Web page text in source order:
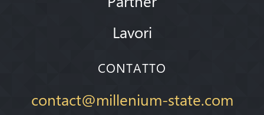
Lavori
CONTATTO
contact@millenium-state.com